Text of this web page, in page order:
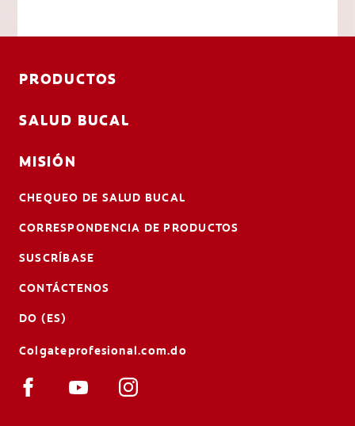
PRODUCTOS
SALUD BUCAL
MISIÓN
CHEQUEO DE SALUD BUCAL
CORRESPONDENCIA DE PRODUCTOS
SUSCRÍBASE
CONTÁCTENOS
DO (ES)
Colgateprofesional.com.do